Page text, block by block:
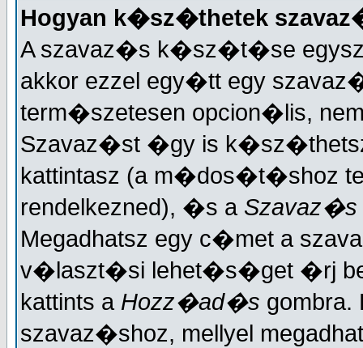
Hogyan k�sz�thetek
A szavaz�s k�sz�t�se
akkor ezzel egy�tt egy
term�szetesen opcion�lis,
Szavaz�st �gy is
kattintasz (a m�dos�t�shoz
rendelkezned), �s a
Megadhatsz egy c�met a
v�laszt�si lehet�s�get �rj
kattints a Hozz�ad�s
szavaz�shoz, mellyel